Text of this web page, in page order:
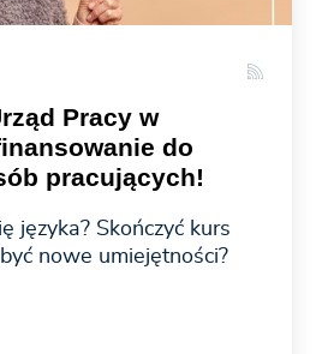
Pracy w
do
pracujących!
języka? Skończyć kurs
nowe umiejętności?